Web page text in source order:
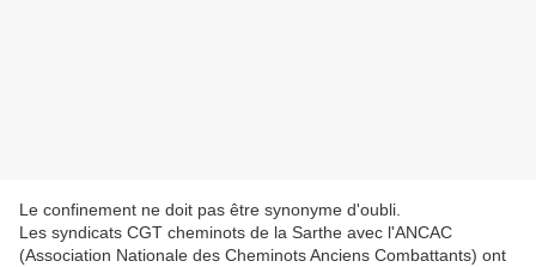
Le confinement ne doit pas être synonyme d'oubli.
Les syndicats CGT cheminots de la Sarthe avec l'ANCAC
(Association Nationale des Cheminots Anciens Combattants) ont